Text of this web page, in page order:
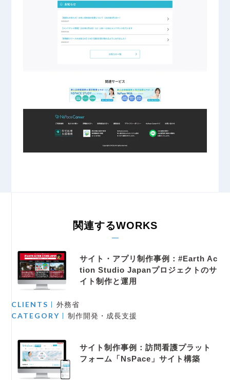
関連するWORKS
サイト・アプリ制作事例：#Earth Ac
tion Studio Japanプロジェクトのサ
イト制作と運用
CLIENTS 外務省
CATEGORY 制作開発・成長支援
サイト制作事例：訪問看護プラット
フォーム「NsPace」サイト構築